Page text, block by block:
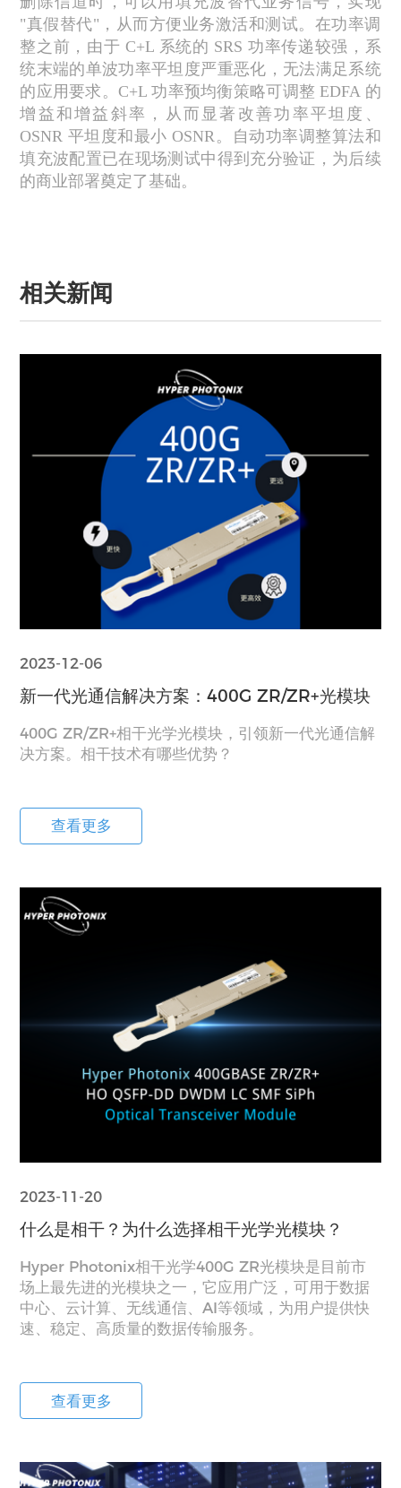
"真假替代" ，从而方便业务激活和测试。在功率调
整之前，由于 C+L 系统的 SRS功率传递较强，系
统末端的单波功率平坦度严重恶化，无法满足系统
的应用要求。C+L功率预均衡策略可调整 EDFA 的
增益和增益斜率，从而显著改善功率平坦度、
OSNR 平坦度和最小 OSNR 。自动功率调整算法和
填充波配置已在现场测试中得到充分验证，为后续
的商业部署奠定了基础。
相关新闻
2023-12-06
新一代光通信解决方案：400G ZR/ZR+光模块
400G ZR/ZR+相干光学光模块，引领新一代光通信解
决方案。相干技术有哪些优势？
查看更多
2023-11-20
什么是相干？为什么选择相干光学光模块？
Hyper Photonix相干光学400G ZR光模块是目前市
场上最先进的光模块之一，它应用广泛，可用于数据
中心、云计算、无线通信、AI等领域，为用户提供快
速、稳定、高质量的数据传输服务。
查看更多